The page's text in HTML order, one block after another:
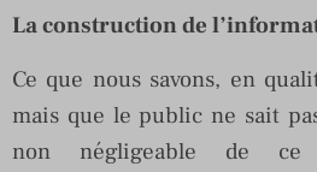
La construction de
Ce que nous savons, en
mais que le public ne sait
non négligeable de ce